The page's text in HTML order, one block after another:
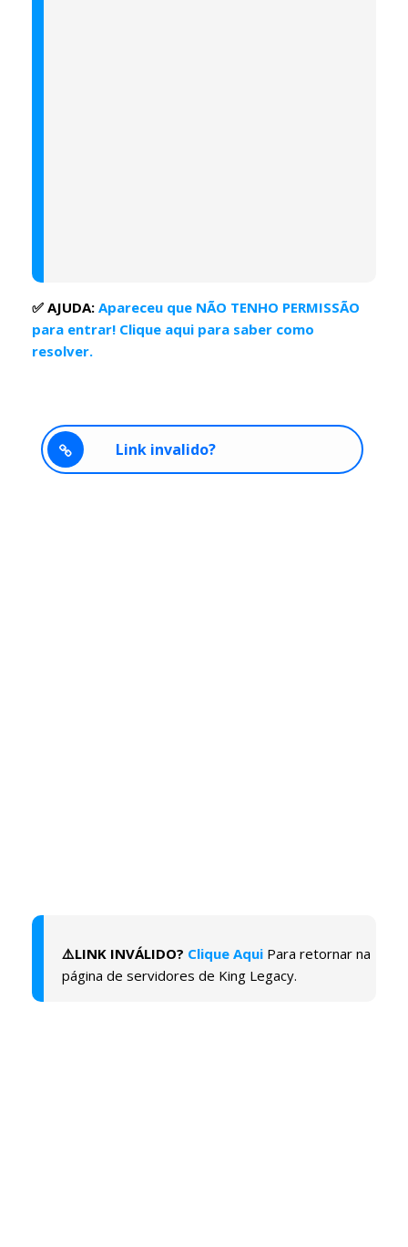
✅ AJUDA: Apareceu que NÃO TENHO PERMISSÃO
para entrar! Clique aqui para saber como
resolver.
Link invalido?
⚠️LINK INVÁLIDO? Clique Aqui Para retornar na
página de servidores de King Legacy.